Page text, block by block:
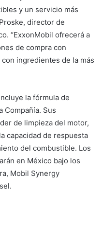
y un servicio más
director de
“ExxonMobil ofrecerá a
de compra con
ingredientes de la más
la fórmula de
Compañía. Sus
de limpieza del motor,
capacidad de respuesta
del combustible. Los
en México bajo los
Mobil Synergy